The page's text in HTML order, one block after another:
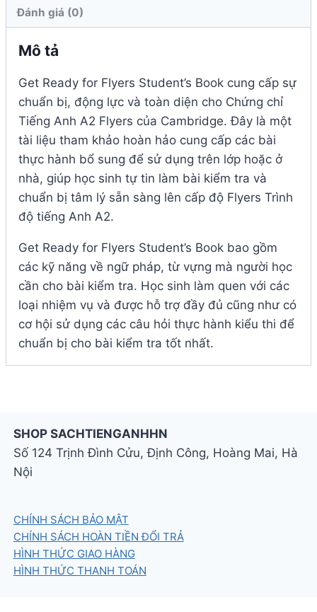
Đánh giá (0)
Mô tả
Get Ready for Flyers Student’s Book cung cấp sự
chuẩn bị, động lực và toàn diện cho Chứng chỉ
Tiếng Anh A2 Flyers của Cambridge. Đây là một
tài liệu tham khảo hoàn hảo cung cấp các bài
thực hành bổ sung để sử dụng trên lớp hoặc ở
nhà, giúp học sinh tự tin làm bài kiểm tra và
chuẩn bị tâm lý sẵn sàng lên cấp độ Flyers Trình
độ tiếng Anh A2.
Get Ready for Flyers Student’s Book bao gồm
các kỹ năng về ngữ pháp, từ vựng mà người học
cần cho bài kiểm tra. Học sinh làm quen với các
loại nhiệm vụ và được hỗ trợ đầy đủ cũng như có
cơ hội sử dụng các câu hỏi thực hành kiểu thi để
chuẩn bị cho bài kiểm tra tốt nhất.
SHOP SACHTIENGANHHN
Số 124 Trịnh Đình Cửu, Định Công, Hoàng Mai, Hà
Nội
CHÍNH SÁCH BẢO MẬT
CHÍNH SÁCH HOÀN TIỀN ĐỔI TRẢ
HÌNH THỨC GIAO HÀNG
HÌNH THỨC THANH TOÁN